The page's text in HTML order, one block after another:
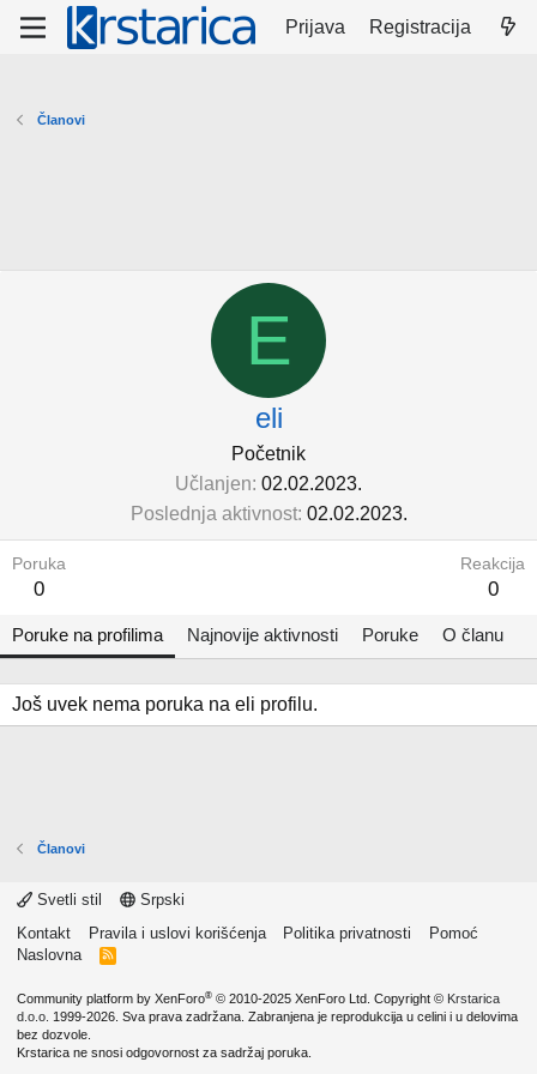
Prijava Registracija
Članovi
E
eli
Početnik
Učlanjen 02.02.2023.
Poslednja aktivnost 02.02.2023.
Poruka
0
Reakcija
0
Poruke na profilima Najnovije aktivnosti Poruke O članu
Još uvek nema poruka na eli profilu.
Članovi
Svetli stil
Srpski
Kontakt
Pravila i uslovi korišćenja Politika privatnosti
Pomoć
Naslovna
R
Community platform by XenForo® © 2010-2025 XenForo Ltd. Copyright © Krstarica
d.o.o. 1999-2026. Sva prava zadržana. Zabranjena je reprodukcija u celini i u delovima
bez dozvole.
Krstarica ne snosi odgovornost za sadržaj poruka.